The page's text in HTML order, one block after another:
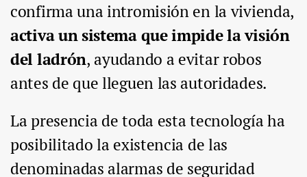
confirma una intromisión en la vivienda,
activa un sistema que impide la visión
del ladrón, ayudando a evitar robos
antes de que lleguen las autoridades.
La presencia de toda esta tecnología ha
posibilitado la existencia de las
denominadas alarmas de seguridad